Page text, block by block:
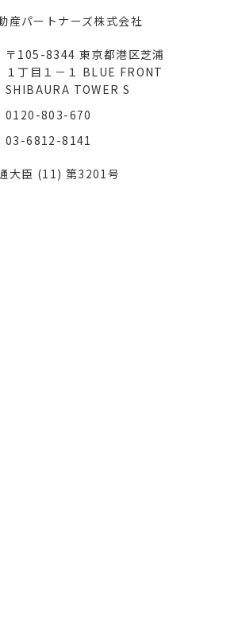
産パートナーズ株式会社
〒105-8344 東京都港区芝浦
１丁目１－１ BLUE FRONT
SHIBAURA TOWER S
0120-803-670
03-6812-8141
大臣 (11) 第3201号